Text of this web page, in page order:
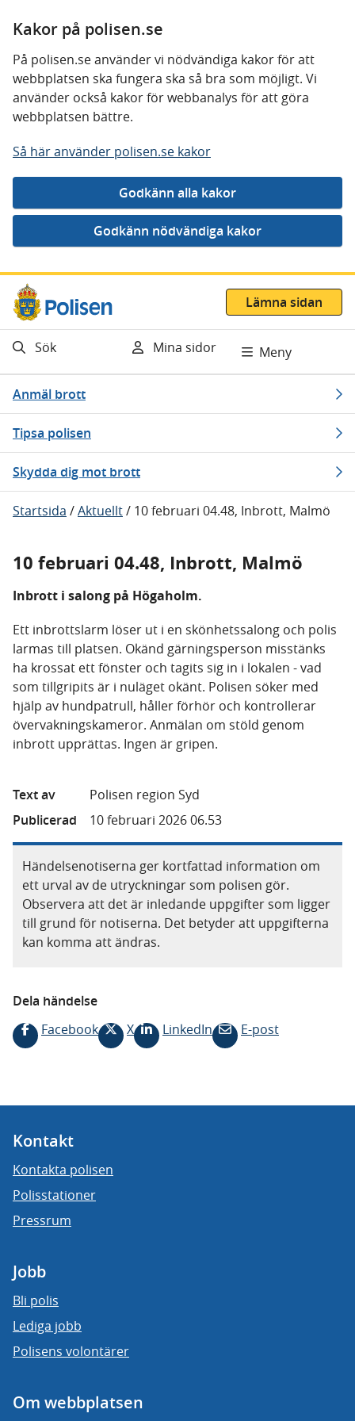
Kakor på polisen.se
På polisen.se använder vi nödvändiga kakor för att
webbplatsen ska fungera ska så bra som möjligt. Vi
använder också kakor för webbanalys för att göra
webbplatsen bättre.
Så här använder polisen.se kakor
Gå direkt till innehåll
Lämna sidan
Sök Mina sidor Meny
Anmäl brott
Tipsa polisen
Skydda dig mot brott
Startsida /Aktuellt/ 10 februari 04.48, Inbrott, Malmö
10 februari 04.48, Inbrott, Malmö
Inbrott i salong på Högaholm.
Ett inbrottslarm löser ut i en skönhetssalong och polis
larmas till platsen. Okänd gärningsperson misstänks
ha krossat ett fönster och tagits sig in i lokalen - vad
som tillgripits är i nuläget okänt. Polisen söker med
hjälp av hundpatrull, håller förhör och kontrollerar
övervakningskameror. Anmälan om stöld genom
inbrott upprättas. Ingen är gripen.
Text av
Polisen region Syd
Publicerad
10 februari 2026 06.53
Händelsenotiserna ger kortfattad information om
ett urval av de utryckningar som polisen gör.
Observera att det är inledande uppgifter som ligger
till grund för notiserna. Det betyder att uppgifterna
kan komma att ändras.
Dela händelse
Facebook
X LinkedIn E-post
Kontakt
Kontakta polisen
Polisstationer
Pressrum
Jobb
Bli polis
Lediga jobb
Polisens volontärer
Om webbplatsen